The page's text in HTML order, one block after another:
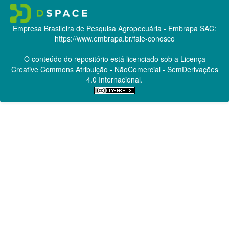
Empresa Brasileira de Pesquisa Agropecuária - Embrapa SAC:
https://www.embrapa.br/fale-conosco
O conteúdo do repositório está licenciado sob a Licença
Creative CommonsAtribuição - NãoComercial - SemDerivações
4.0 Internacional.